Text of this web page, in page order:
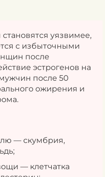
становятся уязвимее,
с избыточными
после
эстрогенов на
после 50
ожирения и
— скумбрия,
— клетчатка